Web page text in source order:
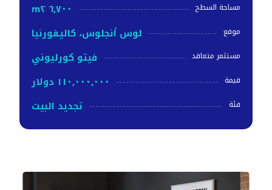
مساحة السطح ٦,٧٠٠ m٢
موقع لوس أنجلوس، كاليفورنيا
مستثمر متعاقد فيتو كورليوني
قيمة ١١٠,٠٠٠,٠٠٠ دولار
فئة تجديد البيت